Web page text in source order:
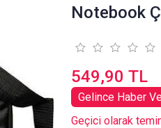
Notebook
549,90 TL
Gelince Haber
Geçici olarak